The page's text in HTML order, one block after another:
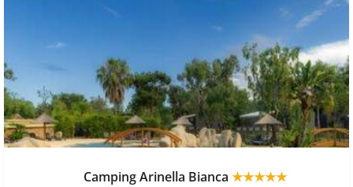
Camping Arinella Bianca ★★★★★